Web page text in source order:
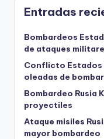
Entradas
Bombardeos
de ataques
Conflicto Estados
oleadas de
Bombardeo Rusia
proyectiles
Ataque misiles
mayor bombardeo